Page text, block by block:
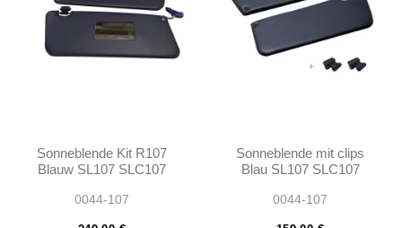
Sonneblende Kit R107
Blauw SL107 SLC107
0044-107
Sonneblende mit clips
Blau SL107 SLC107
0044-107